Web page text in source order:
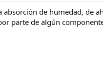
de humedad, de
parte de algún